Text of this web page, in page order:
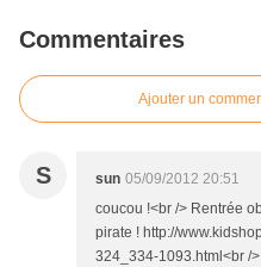
Commentaires
Ajouter un
S sun 05/09/2012 20:51
coucou !<br /> Rentrée
pirate ! http://
324_334-1093.html<br /